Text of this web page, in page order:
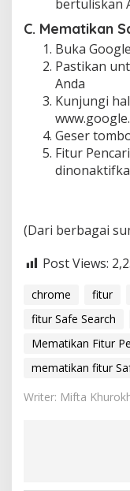
bertuliskan
C. Mematikan
Buka
Pastikan
Anda
Kunjungi
Geser
Fitur
(Dari berbagai
Post Views:
chrome fitur
fitur Safe Search
Mematikan Fitur
mematikan fitur
Writer: Mifta